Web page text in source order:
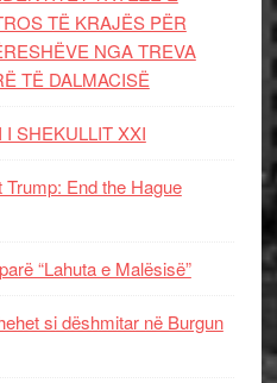
TË KRAJËS PËR
NGA TREVA
TË DALMACISË
SHEKULLIT XXI
Trump: End the Hague
“Lahuta e Malësisë”
si dëshmitar në Burgun